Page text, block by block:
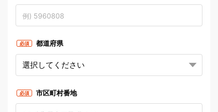
必須 都道府県
必須 市区町村番地